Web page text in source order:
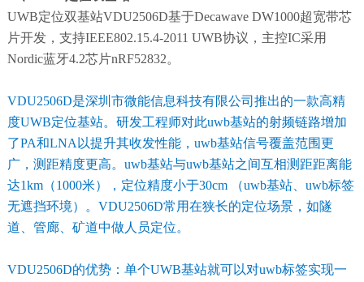
UWB定位双基站VDU2506D基于Decawave DW1000超宽带芯
片开发，支持IEEE802.15.4-2011 UWB协议，主控IC采用
Nordic蓝牙4.2芯片nRF52832。
VDU2506D是深圳市微能信息科技有限公司推出的一款高精
度UWB定位基站。研发工程师对此uwb基站的射频链路增加
了PA和LNA以提升其收发性能，uwb基站信号覆盖范围更
广，测距精度更高。uwb基站与uwb基站之间互相测距距离能
达1km（1000米），定位精度小于30cm （uwb基站、uwb标签
无遮挡环境）。VDU2506D常用在狭长的定位场景，如隧
道、管廊、矿道中做人员定位。
VDU2506D的优势：单个UWB基站就可以对uwb标签实现一